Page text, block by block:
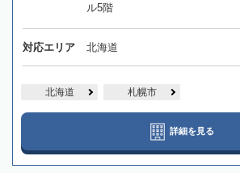
ル5階
対応エリア 北海道
北海道 札幌市
詳細を見る